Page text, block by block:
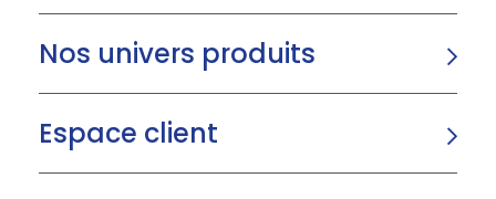
Nos univers produits
Espace client